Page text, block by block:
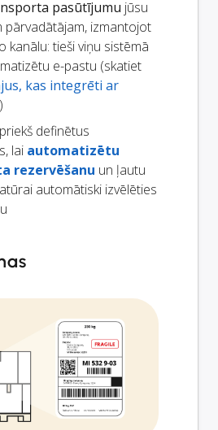
pasūtījumu jūsu
pārvadātājam, izmantojot
kanālu: tieši viņu sistēmā
e-pastu (skatiet
kas integrēti ar
)
definētus
lai automatizētu
rezervēšanu un ļautu
automātiski izvēlēties